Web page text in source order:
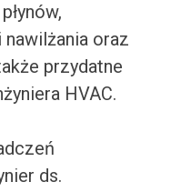
oraz
przydatne
HVAC.
ds.